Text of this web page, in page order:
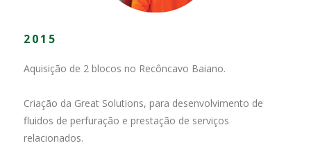
2015
Aquisição de 2 blocos no Recôncavo Baiano.
Criação da Great Solutions, para desenvolvimento de
fluidos de perfuração e prestação de serviços
relacionados.